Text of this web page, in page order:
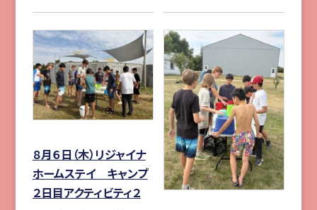
８月６日（木）リジャイナ
ホームステイ キャンプ
２日目アクティビティ２